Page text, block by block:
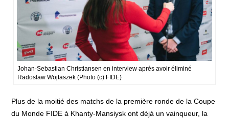
Johan-Sebastian Christiansen en interview après avoir éliminé
Radoslaw Wojtaszek (Photo (c) FIDE)
Plus de la moitié des matchs de la première ronde de la Coupe
du Monde FIDE à Khanty-Mansiysk ont ​​déjà un vainqueur, la